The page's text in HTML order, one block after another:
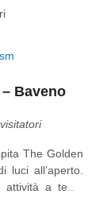
Baveno
The Golden
luci all’aperto.
a tema